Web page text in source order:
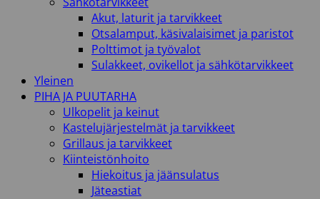
Akut, laturit ja tarvikkeet
Otsalamput, käsivalaisimet ja paristot
Polttimot ja työvalot
Sulakkeet, ovikellot ja sähkötarvikkeet
Yleinen
PIHA JA PUUTARHA
Ulkopelit ja keinut
Kastelujärjestelmät ja tarvikkeet
Grillaus ja tarvikkeet
Kiinteistönhoito
Hiekoitus ja jäänsulatus
Jäteastiat